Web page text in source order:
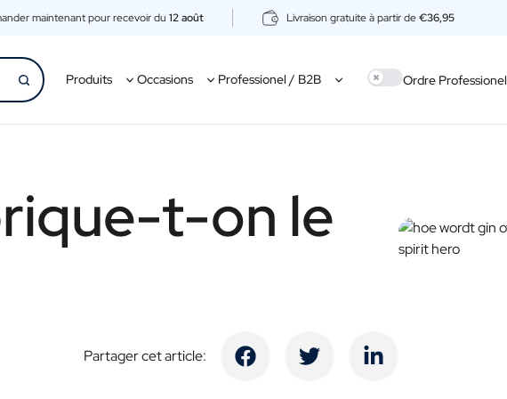
maintenant pour recevoir du 12 août Livraison gratuite à partir de€36,95
Produits Occasions Professionel / B2B Use settingOrdre Professionel
t-on le
Partager cet article: